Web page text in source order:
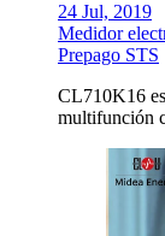
24 Jul, 2019
Medidor
Prepago STS
CL710K16
multifunción